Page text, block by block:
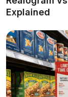
Explained